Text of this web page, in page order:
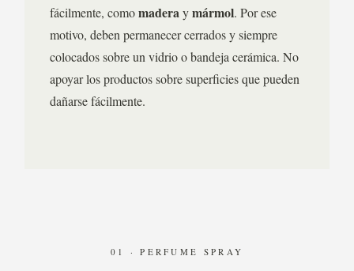
fácilmente, comomaderaymármol. Por ese
motivo, deben permanecer cerrados y siempre
colocados sobre un vidrio o bandeja cerámica. No
apoyar los productos sobre superficies que pueden
dañarse fácilmente.
01 · PERFUME SPRAY